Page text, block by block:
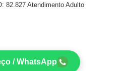
82.827 Atendimento Adulto
/ WhatsApp